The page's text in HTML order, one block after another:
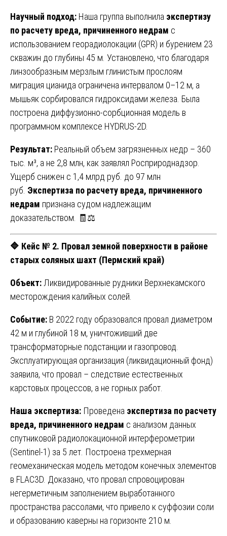
Научный подход: Наша группа выполнила экспертизу
по расчету вреда, причиненного недрам с
использованием георадиолокации (GPR) и бурением 23
скважин до глубины 45 м. Установлено, что благодаря
линзообразным мерзлым глинистым прослоям
миграция цианида ограничена интервалом 0–12 м, а
мышьяк сорбировался гидроксидами железа. Была
построена диффузионно-сорбционная модель в
программном комплексе HYDRUS-2D.
Результат: Реальный объем загрязненных недр – 360
тыс. м³, а не 2,8 млн, как заявлял Росприроднадзор.
Ущерб снижен с 1,4 млрд руб. до 97 млн
руб. Экспертиза по расчету вреда, причиненного
недрам признана судом надлежащим
доказательством. 🧾⚖️
🔷 Кейс № 2. Провал земной поверхности в районе
старых соляных шахт (Пермский край)
Объект:Ликвидированные рудники Верхнекамского
месторождения калийных солей.
Событие: В 2022 году образовался провал диаметром
42 м и глубиной 18 м, уничтоживший две
трансформаторные подстанции и газопровод.
Эксплуатирующая организация (ликвидационный фонд)
заявила, что провал – следствие естественных
карстовых процессов, а не горных работ.
Наша экспертиза: Проведена экспертиза по расчету
вреда, причиненного недрам с анализом данных
спутниковой радиолокационной интерферометрии
(Sentinel-1) за 5 лет. Построена трехмерная
геомеханическая модель методом конечных элементов
в FLAC3D. Доказано, что провал спровоцирован
негерметичным заполнением выработанного
пространства рассолами, что привело к суффозии соли
и образованию каверны на горизонте 210 м.